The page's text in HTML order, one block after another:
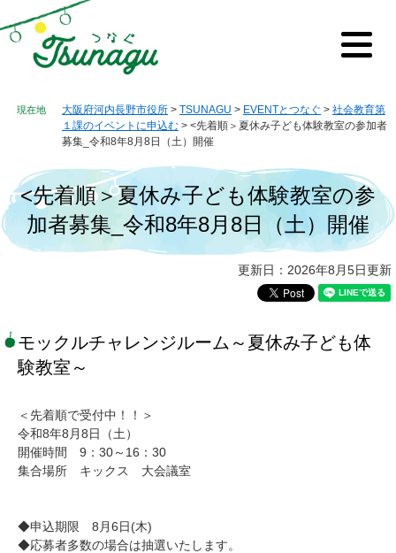
ー
ジ
ニ
ュ
文
へ
メ
大阪府河内長野市役所 > TSUNAGU > EVENTとつなぐ > 社会教育第
１課のイベントに申込む > <先着順＞夏休み子ども体験教室の参加者
募集_令和8年8月8日（土）開催
<先着順＞夏休み子ども体験教室の参
加者募集_令和8年8月8日（土）開催
更新日：2026年8月5日更新
モックルチャレンジルーム～夏休み子ども体
験教室～
＜先着順で受付中！！＞
令和8年8月8日（土）
開催時間 9：30～16：30
集合場所 キックス 大会議室
◆申込期限 8月6日(木)
◆応募者多数の場合は抽選いたします。